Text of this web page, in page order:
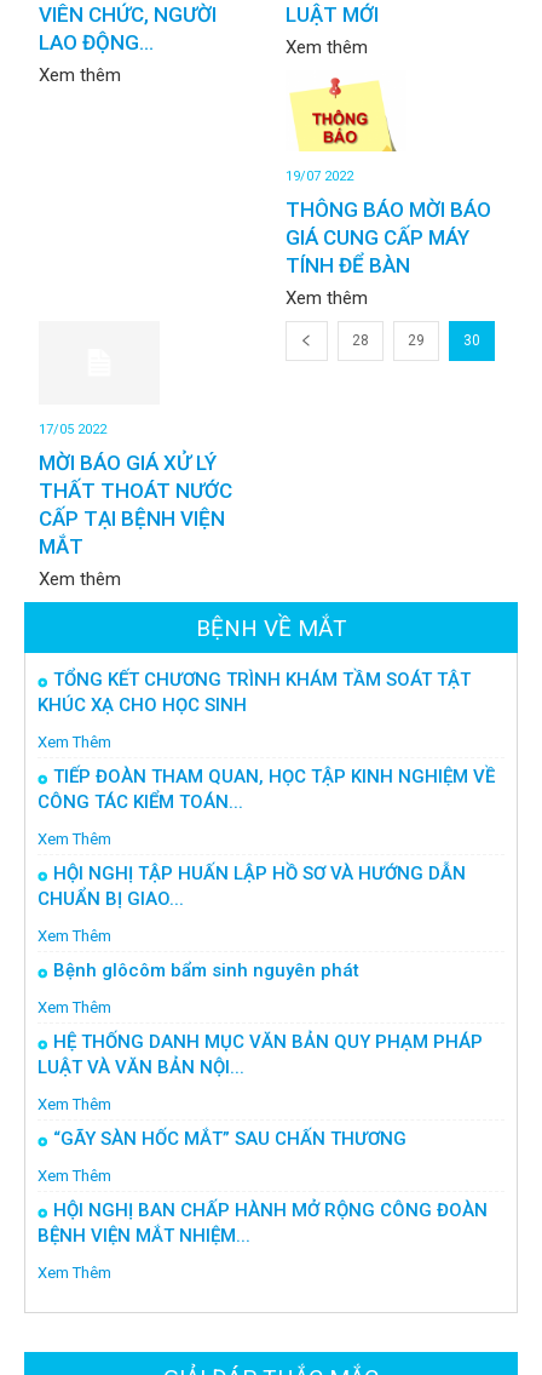
VIÊN CHỨC, NGƯỜI
LAO ĐỘNG...
Xem thêm
LUẬT MỚI
Xem thêm
19/07 2022
THÔNG BÁO MỜI BÁO
GIÁ CUNG CẤP MÁY
TÍNH ĐỂ BÀN
Xem thêm
17/05 2022
MỜI BÁO GIÁ XỬ LÝ
THẤT THOÁT NƯỚC
CẤP TẠI BỆNH VIỆN
MẮT
Xem thêm
28 29 30
BỆNH VỀ MẮT
TỔNG KẾT CHƯƠNG TRÌNH KHÁM TẦM SOÁT TẬT
KHÚC XẠ CHO HỌC SINH
Xem Thêm
TIẾP ĐOÀN THAM QUAN, HỌC TẬP KINH NGHIỆM VỀ
CÔNG TÁC KIỂM TOÁN...
Xem Thêm
HỘI NGHỊ TẬP HUẤN LẬP HỒ SƠ VÀ HƯỚNG DẪN
CHUẨN BỊ GIAO...
Xem Thêm
Bệnh glôcôm bẩm sinh nguyên phát
Xem Thêm
HỆ THỐNG DANH MỤC VĂN BẢN QUY PHẠM PHÁP
LUẬT VÀ VĂN BẢN NỘI...
Xem Thêm
“GÃY SÀN HỐC MẮT” SAU CHẤN THƯƠNG
Xem Thêm
HỘI NGHỊ BAN CHẤP HÀNH MỞ RỘNG CÔNG ĐOÀN
BỆNH VIỆN MẮT NHIỆM...
Xem Thêm